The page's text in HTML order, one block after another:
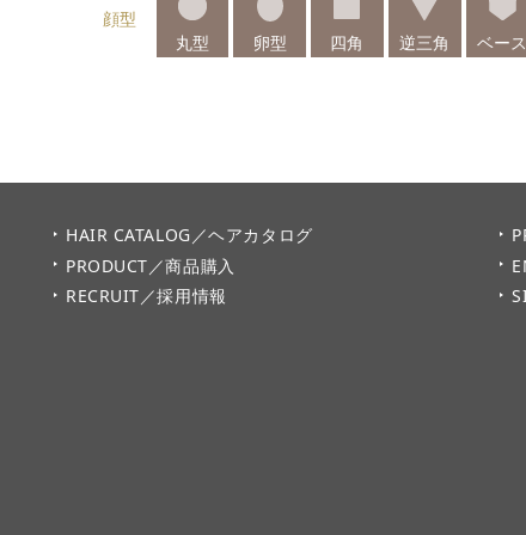
顔型
丸型
卵型 四角 逆三角 ベース
HAIR CATALOG／ヘアカタログ
PRODUCT／商品購入
RECRUIT／採用情報